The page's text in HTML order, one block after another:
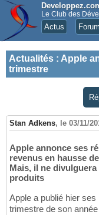
Le Club des
Actus
Actualités : Apple
trimestre
Stan Adkens, le 03/11/
Apple annonce ses
revenus en hausse
Mais, il ne
produits
Apple a publié hier
trimestre de son